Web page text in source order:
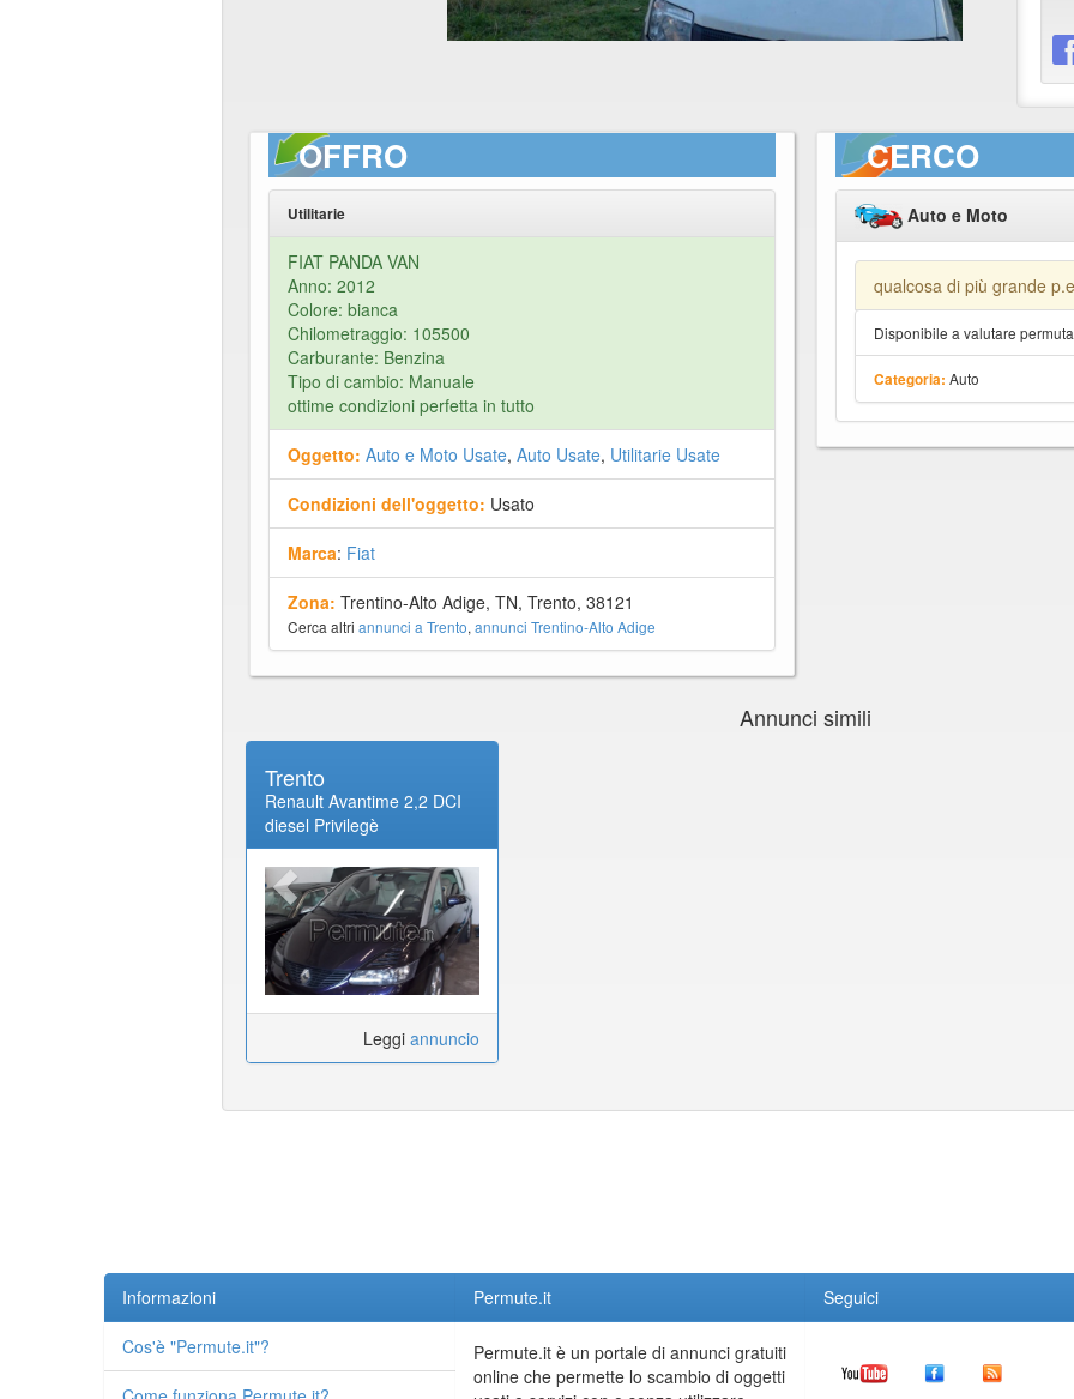
OFFRO
Utilitarie
FIAT PANDA VAN
Anno: 2012
Colore: bianca
Chilometraggio: 105500
Carburante: Benzina
Tipo di cambio: Manuale
ottime condizioni perfetta in tutto
Oggetto: Auto e Moto Usate, Auto Usate, Utilitarie Usate
Condizioni dell'oggetto: Usato
Marca: Fiat
Zona: Trentino-Alto Adige, TN, Trento, 38121
Cerca altri annunci a Trento, annunci Trentino-Alto Adige
CERCO
Auto e Moto
qualcosa di più grande
Disponibile a valutare
Categoria: Auto
Annunci simili
Trento
Renault Avantime 2,2 DCI
diesel Privilegè
Leggi annuncio
Informazioni
Cos'è "Permute.it"?
Permute.it
Permute.it è un portale di annunci gratuiti
online che permette lo scambio di oggetti
Seguici